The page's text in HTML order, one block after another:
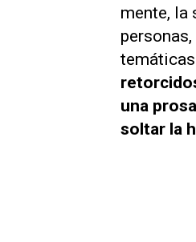
mente, la
una
soltar la